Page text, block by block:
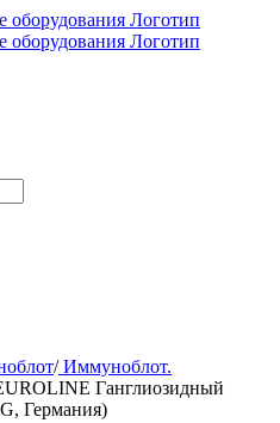
/Иммуноблот.
Ганглиозидный
Германия)